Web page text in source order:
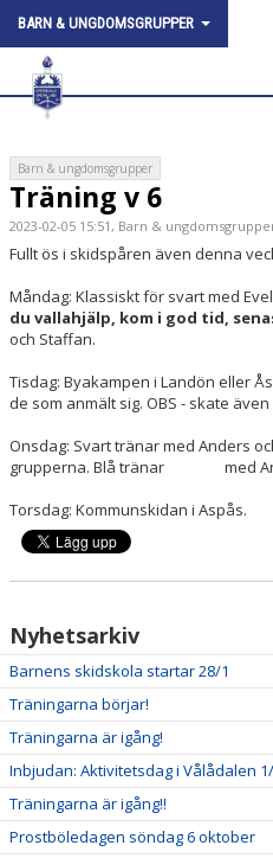
BARN & UNGDOMSGRUPPER
HEM
NYHETER
KALENDER
Barn & ungdomsgrupper
Träning v 6
2023-02-05 15:51, Barn &
Fullt ös i skidspåren även denna
Måndag: Klassiskt för svart med
du vallahjälp, kom i god tid,
och Staffan.
Tisdag: Byakampen i Landön eller
de som anmält sig. OBS - skate
Onsdag: Svart tränar med Anders
grupperna. Blå tränar med
Torsdag: Kommunskidan i Aspås.
Nyhetsarkiv
Barnens skidskola startar 28/1
Träningarna börjar!
Träningarna är igång!
Inbjudan: Aktivitetsdag i Vålådalen
Träningarna är igång!!
Prostböledagen söndag 6 oktober